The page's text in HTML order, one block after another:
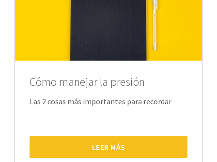
Cómo manejar la presión
Las 2 cosas más importantes para recordar
LEER MÁS